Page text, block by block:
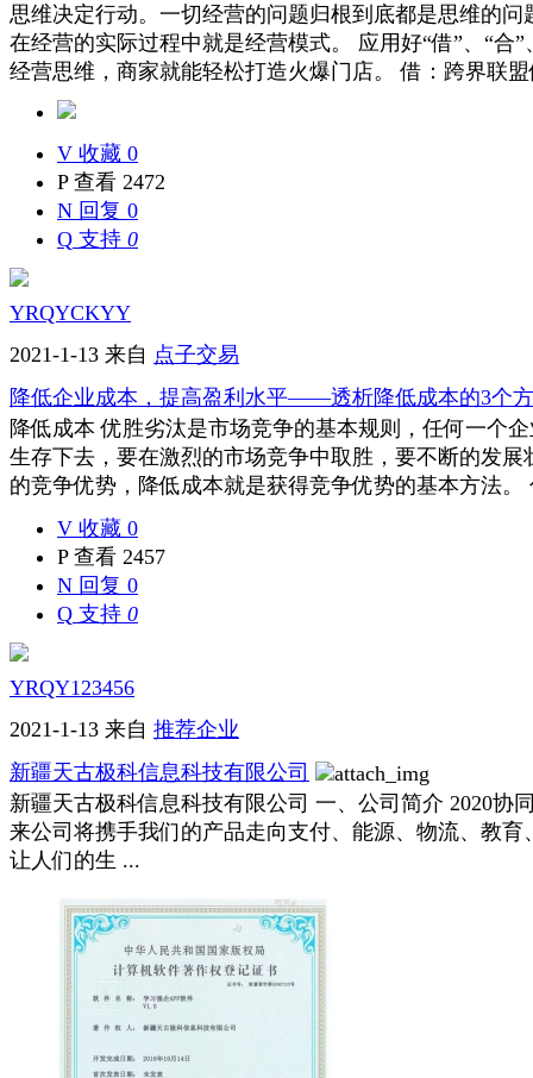
思维决定行动。一切经营的问题归根到底都是思维的问
在经营的实际过程中就是经营模式。 应用好“借”、“合”
经营思维，商家就能轻松打造火爆门店。 借：跨界联
V 收藏 0
P查看 2472
N 回复 0
Q 支持 0
YRQYCKYY
2021-1-13 来自 点子交易
降低企业成本，提高盈利水平——透析降低成本的3个
降低成本 优胜劣汰是市场竞争的基本规则，任何一个
生存下去，要在激烈的市场竞争中取胜，要不断的发展
的竞争优势，降低成本就是获得竞争优势的基本方法。
V 收藏 0
P查看 2457
N 回复 0
Q 支持 0
YRQY123456
2021-1-13 来自 推荐企业
新疆天古极科信息科技有限公司
新疆天古极科信息科技有限公司 一、公司简介 2020协
来公司将携手我们的产品走向支付、能源、物流、教育
让人们的生 ...